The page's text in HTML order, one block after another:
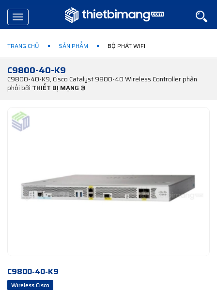
Toggle
navigation
TRANG CHỦ SẢN PHẨM BỘ PHÁT WIFI
C9800-40-K9
C9800-40-K9, Cisco Catalyst 9800-40 Wireless Controller phân
phối bởi THIẾT BỊ MẠNG ®
C9800-40-K9
Wireless Cisco